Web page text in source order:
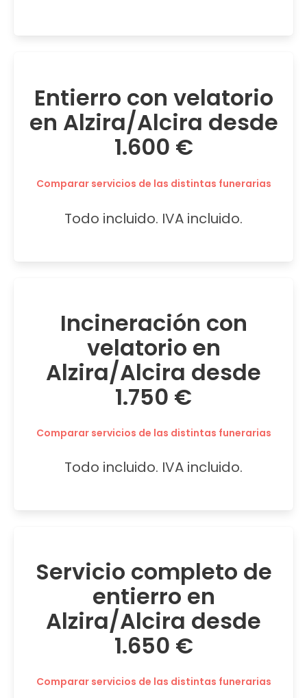
Entierro con velatorio
en Alzira/Alcira desde
1.600 €
Comparar servicios de las distintas funerarias
Todo incluido. IVA incluido.
Incineración con
velatorio en
Alzira/Alcira desde
1.750 €
Comparar servicios de las distintas funerarias
Todo incluido. IVA incluido.
Servicio completo de
entierro en
Alzira/Alcira desde
1.650 €
Comparar servicios de las distintas funerarias